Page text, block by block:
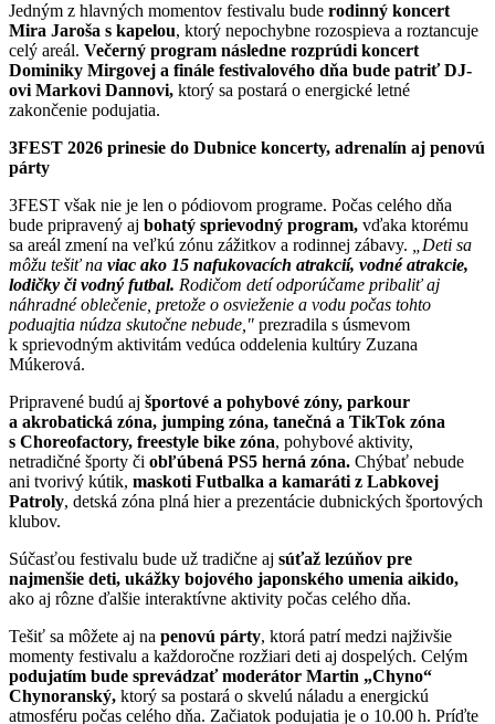
Jedným z hlavných momentov festivalu bude rodinný koncert
Mira Jaroša s kapelou, ktorý nepochybne rozospieva a roztancuje
celý areál. Večerný program následne rozprúdi koncert
Dominiky Mirgovej a finále festivalového dňa bude patriť DJ-
ovi Markovi Dannovi, ktorý sa postará o energické letné
zakončenie podujatia.
3FEST 2026 prinesie do Dubnice koncerty, adrenalín aj penovú
párty
3FEST však nie je len o pódiovom programe. Počas celého dňa
bude pripravený aj bohatý sprievodný program, vďaka ktorému
sa areál zmení na veľkú zónu zážitkov a rodinnej zábavy.
„Deti sa
môžu tešiť na viac ako 15 nafukovacích atrakcií, vodné atrakcie,
lodičky či vodný futbal. Rodičom detí odporúčame pribaliť aj
náhradné oblečenie, pretože o osvieženie a vodu počas tohto
poduajtia núdza skutočne nebude," prezradila s úsmevom
k sprievodným aktivitám vedúca oddelenia kultúry Zuzana
Múkerová.
Pripravené budú aj športové a pohybové zóny, parkour
a akrobatická zóna, jumping zóna, tanečná a TikTok zóna
s Choreofactory, freestyle bike zóna, pohybové aktivity,
netradičné športy či obľúbená PS5 herná zóna. Chýbať nebude
ani tvorivý kútik, maskoti Futbalka a kamaráti z Labkovej
Patroly, detská zóna plná hier a prezentácie dubnických športových
klubov.
Súčasťou festivalu bude už tradične aj súťaž lezúňov pre
najmenšie deti, ukážky bojového japonského umenia aikido,
ako aj rôzne ďalšie interaktívne aktivity počas celého dňa.
Tešiť sa môžete aj na penovú párty, ktorá patrí medzi najživšie
momenty festivalu a každoročne rozžiari deti aj dospelých. Celým
podujatím bude sprevádzať moderátor Martin „Chyno“
Chynoranský, ktorý sa postará o skvelú náladu a energickú
atmosféru počas celého dňa. Začiatok podujatia je o 10.00 h. Príďte